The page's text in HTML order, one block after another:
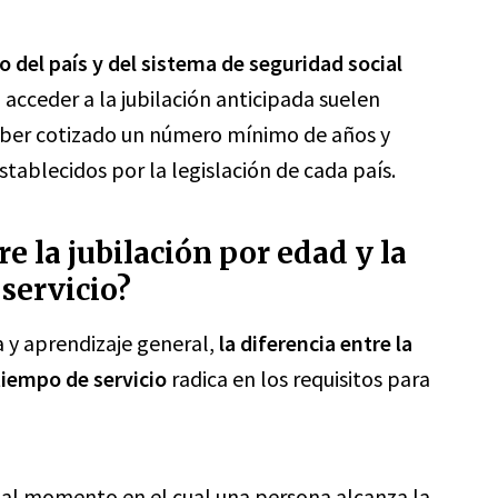
del país y del sistema de seguridad social
a la jubilación anticipada suelen
cotizado un número mínimo de años y
por la legislación de cada país.
la jubilación por edad y la
aprendizaje general, la diferencia entre la
de servicio radica en los requisitos para